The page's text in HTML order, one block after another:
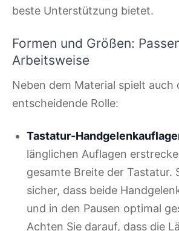
beste Unterstützung bietet.
Formen und Größen:
Arbeitsweise
Neben dem Material spielt auch
entscheidende Rolle:
Tastatur-
länglichen Auflagen
gesamte Breite der Tastatur.
sicher, dass beide
und in den Pausen optimal
Achten Sie darauf, dass die